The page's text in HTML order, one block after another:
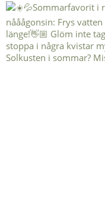
Solkusten i sommar?